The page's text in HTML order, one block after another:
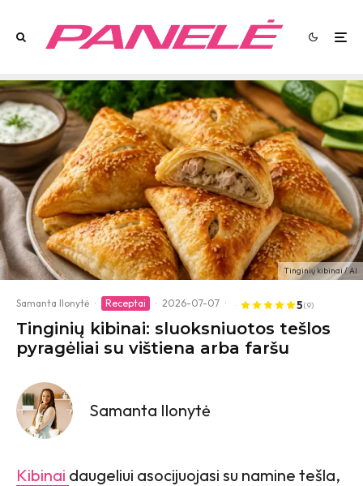
Tinginių kibinai / AI
Samanta Ilonytė · Receptai · 2026-07-07 · 5(9)
Tinginių kibinai: sluoksniuotos tešlos
pyragėliai su vištiena arba faršu
Samanta Ilonytė
Kibinai daugeliui asocijuojasi su namine tešla,